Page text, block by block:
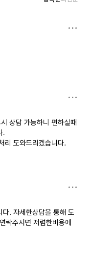
상담 가능하니 편하실때
.
리 도와드리겠습니다.
다. 자세한상담을 통해 도
주시면 저렴한비용에